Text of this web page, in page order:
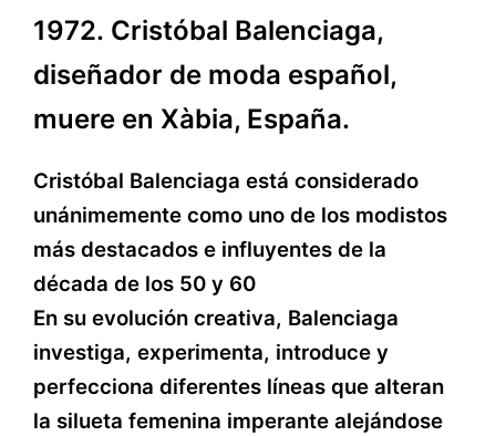
1972. Cristóbal Balenciaga,
diseñador de moda español,
muere en Xàbia, España.
Cristóbal Balenciaga está considerado
unánimemente como uno de los modistos
más destacados e influyentes de la
década de los 50 y 60
En su evolución creativa, Balenciaga
investiga, experimenta, introduce y
perfecciona diferentes líneas que alteran
la silueta femenina imperante alejándose